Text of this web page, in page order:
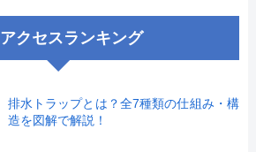
アクセスランキング
排水トラップとは？全7種類の仕組み・構
造を図解で解説！